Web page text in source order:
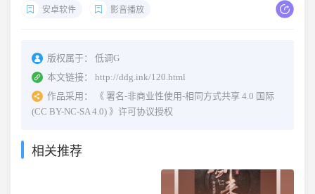
安卓软件 影音播放
版权属于：
低调G
本文链接：
http://ddg.ink/120.html
作品采用：
《 署名-非商业性使用-相同方式共享 4.0 国际
(CC BY-NC-SA 4.0) 》许可协议授权
相关推荐